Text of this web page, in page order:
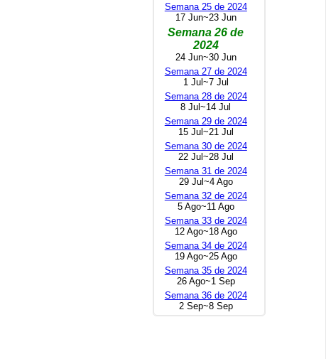
Semana 25 de 2024
17 Jun~23 Jun
Semana 26 de
2024
24 Jun~30 Jun
Semana 27 de 2024
1 Jul~7 Jul
Semana 28 de 2024
8 Jul~14 Jul
Semana 29 de 2024
15 Jul~21 Jul
Semana 30 de 2024
22 Jul~28 Jul
Semana 31 de 2024
29 Jul~4 Ago
Semana 32 de 2024
5 Ago~11 Ago
Semana 33 de 2024
12 Ago~18 Ago
Semana 34 de 2024
19 Ago~25 Ago
Semana 35 de 2024
26 Ago~1 Sep
Semana 36 de 2024
2 Sep~8 Sep